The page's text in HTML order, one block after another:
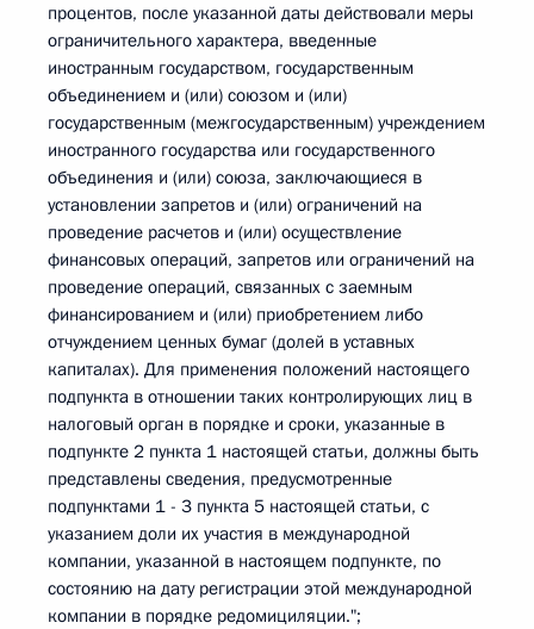
процентов, после указанной даты действовали меры
ограничительного характера, введенные
иностранным государством, государственным
объединением и (или) союзом и (или)
государственным (межгосударственным) учреждением
иностранного государства или государственного
объединения и (или) союза, заключающиеся в
установлении запретов и (или) ограничений на
проведение расчетов и (или) осуществление
финансовых операций, запретов или ограничений на
проведение операций, связанных с заемным
финансированием и (или) приобретением либо
отчуждением ценных бумаг (долей в уставных
капиталах). Для применения положений настоящего
подпункта в отношении таких контролирующих лиц в
налоговый орган в порядке и сроки, указанные в
подпункте 2 пункта 1 настоящей статьи, должны быть
представлены сведения, предусмотренные
подпунктами 1 - 3 пункта 5 настоящей статьи, с
указанием доли их участия в международной
компании, указанной в настоящем подпункте, по
состоянию на дату регистрации этой международной
компании в порядке редомициляции.";